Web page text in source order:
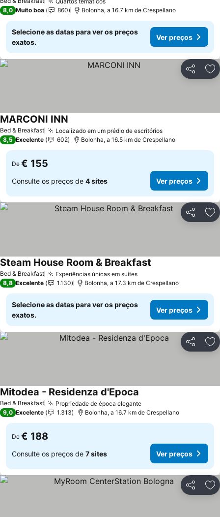
8,0 Muito boa 860 Bolonha, a 16.7 km de Crespellano
Selecione as datas para ver os preços
exatos.
Ver preços
Partilhar
Bed & Breakfast Localizado em um prédio de escritórios
MARCONI INN
8,5 Excelente 602 Bolonha, a 16.5 km de Crespellano
De € 155
Consulte os preços de 4 sites Ver preços
Partilhar
Bed & Breakfast Experiências únicas em suítes
Steam House Room & Breakfast
8,8 Excelente 1.130 Bolonha, a 17.3 km de Crespellano
Selecione as datas para ver os preços
exatos.
Ver preços
Partilhar
Bed & Breakfast Propriedade de época elegante
Mitodea - Residenza d'Epoca
9,0 Excelente 1.313 Bolonha, a 16.7 km de Crespellano
De € 188
Consulte os preços de 7 sites Ver preços
Partilhar